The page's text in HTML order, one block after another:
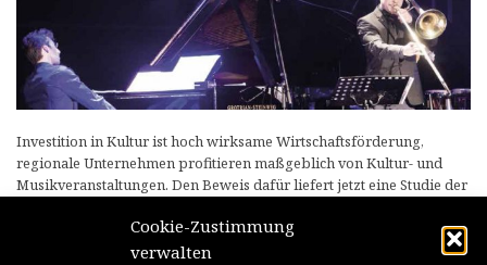
Cookie-Zustimmung
verwalten
Investition in Kultur ist hoch wirksame Wirtschaftsförderung,
regionale Unternehmen profitieren maßgeblich von Kultur- und
Musikveranstaltungen. Den Beweis dafür liefert jetzt eine Studie der
Umwegrentabilität des renommierten Festivals „Heidelberger
Frühling“. Wir haben die GIM bei Konzeption und Redaktion der